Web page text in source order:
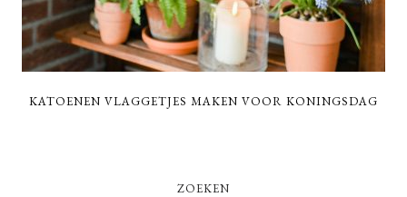
KATOENEN VLAGGETJES MAKEN VOOR KONINGSDAG
ZOEKEN